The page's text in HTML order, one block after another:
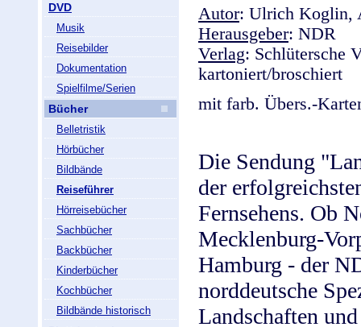
DVD
Musik
Reisebilder
Dokumentation
Spielfilme/Serien
Bücher
Belletristik
Hörbücher
Bildbände
Reiseführer
Hörreisebücher
Sachbücher
Backbücher
Kinderbücher
Kochbücher
Bildbände historisch
Autor: Ulrich Koglin,
Herausgeber: NDR
Verlag: Schlütersche
kartoniert/broschiert
mit farb. Übers.-
Die Sendung
der
Fernsehens. Ob
Mecklenburg-
Hamburg - der
norddeutsche
Landschaften